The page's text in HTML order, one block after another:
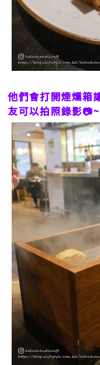
他們會打開煙燻箱
友可以拍照錄影📷~